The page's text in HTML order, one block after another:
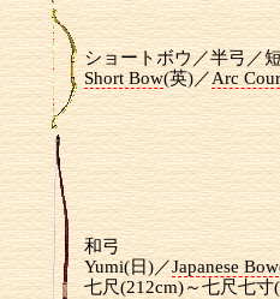
ショートボウ／半弓／
Short Bow(英)／Arc
和弓
Yumi(日)／Japanese Bow
七尺(212cm)～七尺七寸